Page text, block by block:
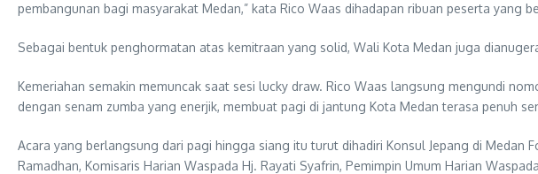
pembangunan bagi masyarakat Medan,” kata Rico Waas dihadapan ribuan peserta yang
Sebagai bentuk penghormatan atas kemitraan yang solid, Wali Kota Medan juga
Kemeriahan semakin memuncak saat sesi lucky draw. Rico Waas langsung mengundi
dengan senam zumba yang enerjik, membuat pagi di jantung Kota Medan terasa penuh
Acara yang berlangsung dari pagi hingga siang itu turut dihadiri Konsul Jepang di Medan
Ramadhan, Komisaris Harian Waspada Hj. Rayati Syafrin, Pemimpin Umum Harian